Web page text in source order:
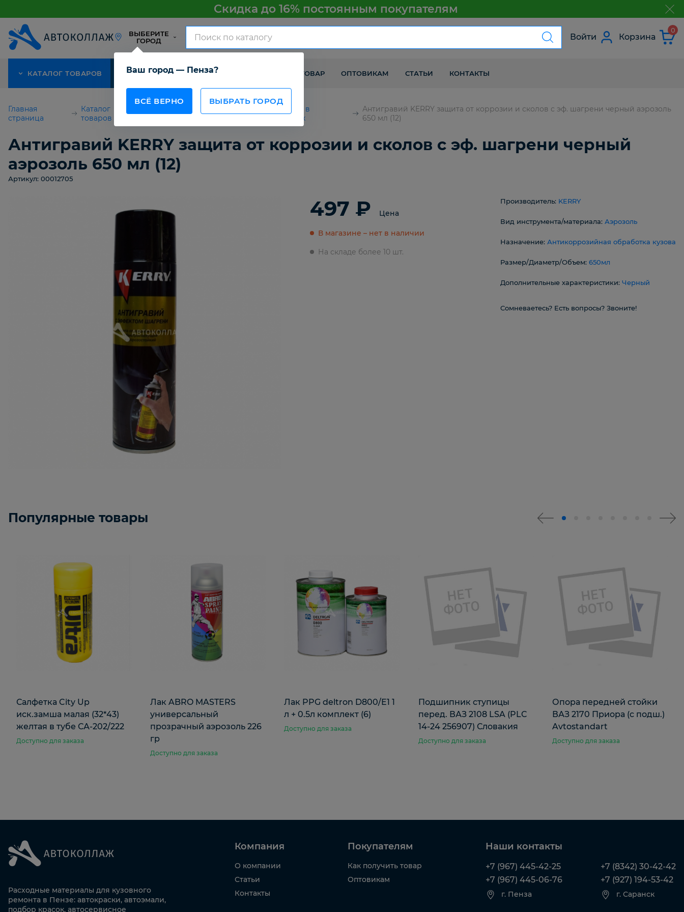
Скидка до 16% постоянным покупателям
ВЫБЕРИТЕ
ГОРОД
Ваш город — Пенза?
ВСЁ ВЕРНО ВЫБРАТЬ ГОРОД
Войти Корзина
0
КАТАЛОГ ТОВАРОВ АКЦИЯ О КОМПАНИИ КАК ПОЛУЧИТЬ ТОВАР ОПТОВИКАМ СТАТЬИ КОНТАКТЫ
Главная
страница
Каталог
товаров
Антигравий в
баллончиках
Антигравий KERRY защита от коррозии и сколов с эф. шагрени черный аэрозоль
650 мл (12)
Антигравий KERRY защита от коррозии и сколов с эф. шагрени черный
аэрозоль 650 мл (12)
Артикул: 00012705
497 ₽ Цена
В магазине – нет в наличии
На складе более 10 шт.
Производитель: KERRY
Вид инструмента/материала: Аэрозоль
Назначение: Антикоррозийная обработка кузова
Размер/Диаметр/Объем: 650мл
Дополнительные характеристики: Черный
Сомневаетесь? Есть вопросы? Звоните!
Популярные товары
Салфетка City Up
иск.замша малая (32*43)
желтая в тубе СА-202/222
Доступно для заказа
Лак ABRO MASTERS
универсальный
прозрачный аэрозоль 226
гр
Доступно для заказа
Лак PPG deltron D800/E1 1
л + 0.5л комплект (6)
Доступно для заказа
Подшипник ступицы
перед. ВАЗ 2108 LSA (PLC
14-24 256907) Словакия
Доступно для заказа
Опора передней стойки
ВАЗ 2170 Приора (c подш.)
Avtostandart
Доступно для заказа
Расходные материалы для кузовного
ремонта в Пензе: автокраски, автоэмали,
подбор красок, автосервисное
Компания
О компании
Статьи
Контакты
Покупателям
Как получить товар
Оптовикам
Наши контакты
+7 (967) 445-42-25
+7 (967) 445-06-76
г. Пенза
+7 (8342) 30-42-42
+7 (927) 194-53-42
г. Саранск